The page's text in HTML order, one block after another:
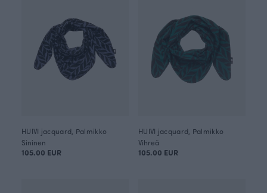
HUIVI jacquard, Palmikko
Sininen
105.00 EUR
HUIVI jacquard, Palmikko
Vihreä
105.00 EUR